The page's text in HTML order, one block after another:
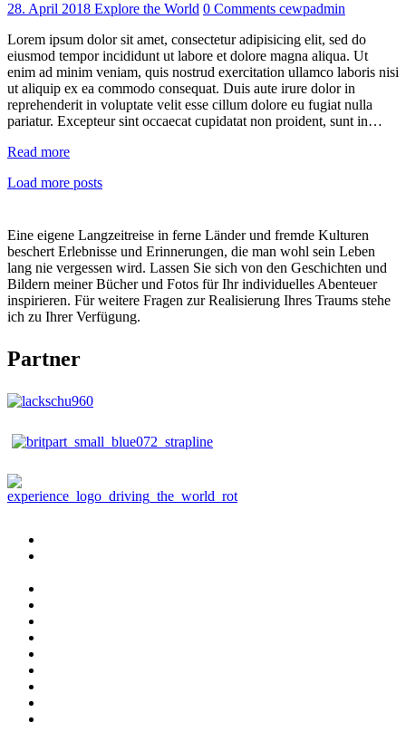
28. April 2018 Explore the World 0 Comments cewpadmin
Lorem ipsum dolor sit amet, consectetur adipisicing elit, sed do
eiusmod tempor incididunt ut labore et dolore magna aliqua. Ut
enim ad minim veniam, quis nostrud exercitation ullamco laboris nisi
ut aliquip ex ea commodo consequat. Duis aute irure dolor in
reprehenderit in voluptate velit esse cillum dolore eu fugiat nulla
pariatur. Excepteur sint occaecat cupidatat non proident, sunt in…
Read more
Load more posts
Eine eigene Langzeitreise in ferne Länder und fremde Kulturen
beschert Erlebnisse und Erinnerungen, die man wohl sein Leben
lang nie vergessen wird. Lassen Sie sich von den Geschichten und
Bildern meiner Bücher und Fotos für Ihr individuelles Abenteuer
inspirieren. Für weitere Fragen zur Realisierung Ihres Traums stehe
ich zu Ihrer Verfügung.
Partner